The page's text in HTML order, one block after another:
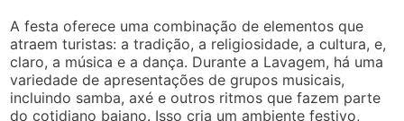
A festa oferece uma combinação de elementos que
atraem turistas: a tradição, a religiosidade, a cultura, e,
claro, a música e a dança. Durante a Lavagem, há uma
variedade de apresentações de grupos musicais,
incluindo samba, axé e outros ritmos que fazem parte
do cotidiano baiano. Isso cria um ambiente festivo,